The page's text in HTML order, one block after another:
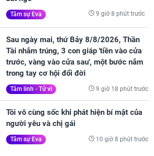
Tâm sự Eva 9 giờ 8 phút trước
Sau ngày mai, thứ Bảy 8/8/2026, Thần
Tài nhắm trúng, 3 con giáp 'tiền vào cửa
trước, vàng vào cửa sau', một bước nắm
trong tay cơ hội đổi đời
Tâm linh - Tử vi 9 giờ 18 phút trước
Tôi vô cùng sốc khi phát hiện bí mật của
người yêu và chị gái
Tâm sự Eva 10 giờ 8 phút trước